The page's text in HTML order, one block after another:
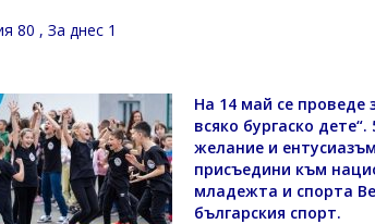
80 , За днес 1
На 14 май се проведе
всяко бургаско
желание и
присъедини към
младежта и спорта
българския спорт.